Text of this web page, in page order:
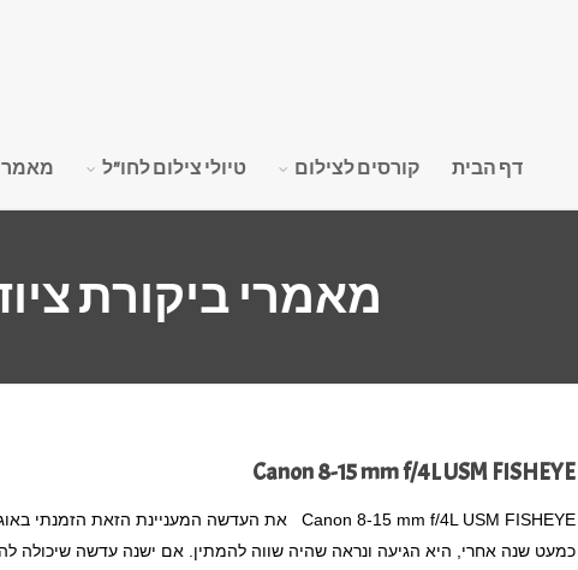
דף הבית קורסים לצילום טיולי צילום לחו"ל
מאמרי ביקורת
Canon 8-15 mm f/4L USM FISHEYE
כמעט שנה אחרי, היא הגיעה ונראה שהיה שווה להמתין. אם ישנה עדשה שיכולה